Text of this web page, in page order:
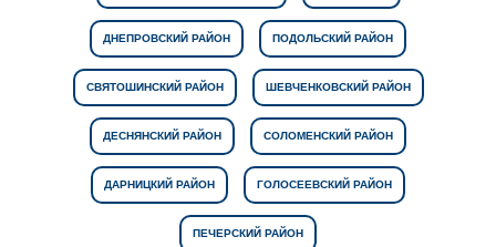
ДНЕПРОВСКИЙ РАЙОН ПОДОЛЬСКИЙ РАЙОН
СВЯТОШИНСКИЙ РАЙОН ШЕВЧЕНКОВСКИЙ РАЙОН
ДЕСНЯНСКИЙ РАЙОН СОЛОМЕНСКИЙ РАЙОН
ДАРНИЦКИЙ РАЙОН ГОЛОСЕЕВСКИЙ РАЙОН
ПЕЧЕРСКИЙ РАЙОН